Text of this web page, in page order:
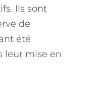
Ils sont
de
été
leur mise en